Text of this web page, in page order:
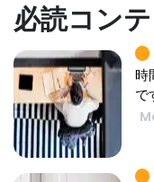
必読コン
時
で